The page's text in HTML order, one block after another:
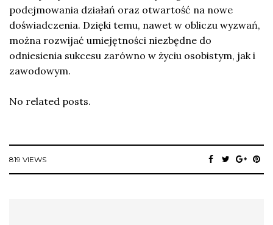
podejmowania działań oraz otwartość na nowe
doświadczenia. Dzięki temu, nawet w obliczu wyzwań,
można rozwijać umiejętności niezbędne do
odniesienia sukcesu zarówno w życiu osobistym, jak i
zawodowym.
No related posts.
819 VIEWS